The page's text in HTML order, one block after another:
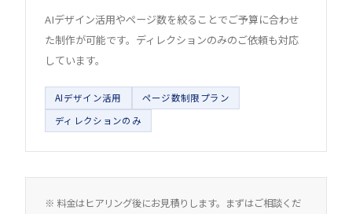
AIデザイン活用やページ数を絞ることでご予算に合わせ
た制作が可能です。ディレクションのみのご依頼も対応
しています。
AIデザイン活用
ページ数制限プラン
ディレクションのみ
※ 料金はヒアリング後にお見積りします。まずはご相談くだ